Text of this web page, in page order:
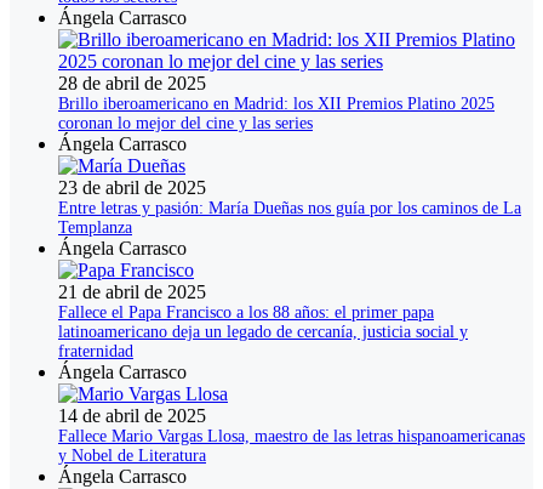
Ángela Carrasco
28 de abril de 2025
Brillo iberoamericano en Madrid: los XII Premios Platino 2025
coronan lo mejor del cine y las series
Ángela Carrasco
23 de abril de 2025
Entre letras y pasión: María Dueñas nos guía por los caminos de La
Templanza
Ángela Carrasco
21 de abril de 2025
Fallece el Papa Francisco a los 88 años: el primer papa
latinoamericano deja un legado de cercanía, justicia social y
fraternidad
Ángela Carrasco
14 de abril de 2025
Fallece Mario Vargas Llosa, maestro de las letras hispanoamericanas
y Nobel de Literatura
Ángela Carrasco